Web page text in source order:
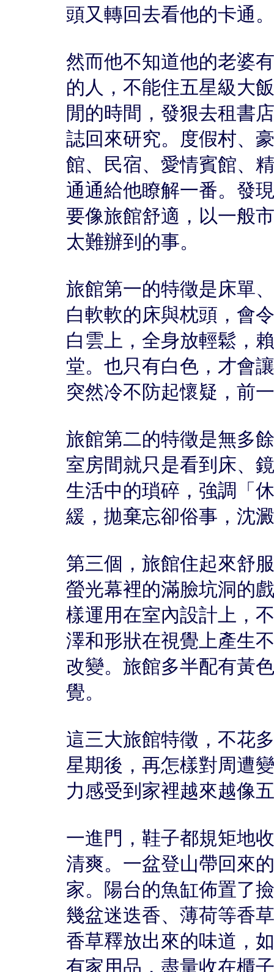
頭又轉回去看他的卡通。
然而他不知道他的老婆
的人，不能住五星級大
閒的時間，發狠去租書
誌回來研究。度假村、
館、民宿、愛情賓館、
通通給他瞭解一番。發
要像旅館舒適，以一般
太難辦到的事。
旅館第一的特徵是床單
白軟軟的床與枕頭，會
白雲上，全身放輕鬆，
堂。也只有白色，才會
突然冷不防起懷疑，前
旅館第二的特徵是無多
室房間就只是看到床、
生活中的瑣碎，強調「
緩，拋棄忘卻俗事，沈
第三個，旅館住起來舒
螢光幕裡的滿臉坑洞的
樣運用在室內設計上，
澤和形狀在視覺上產生
改變。旅館多半配有黃
覺。
這三大旅館特徵，不花
星期後，再怎樣對周遭
力感受到家裡越來越像
一進門，鞋子都規矩地
清爽。一盆登山帶回來
家。陽台的魚缸佈置了
幾盆迷迭香、薄荷等香
香草釋放出來的味道，
有家用品，盡量收在櫃